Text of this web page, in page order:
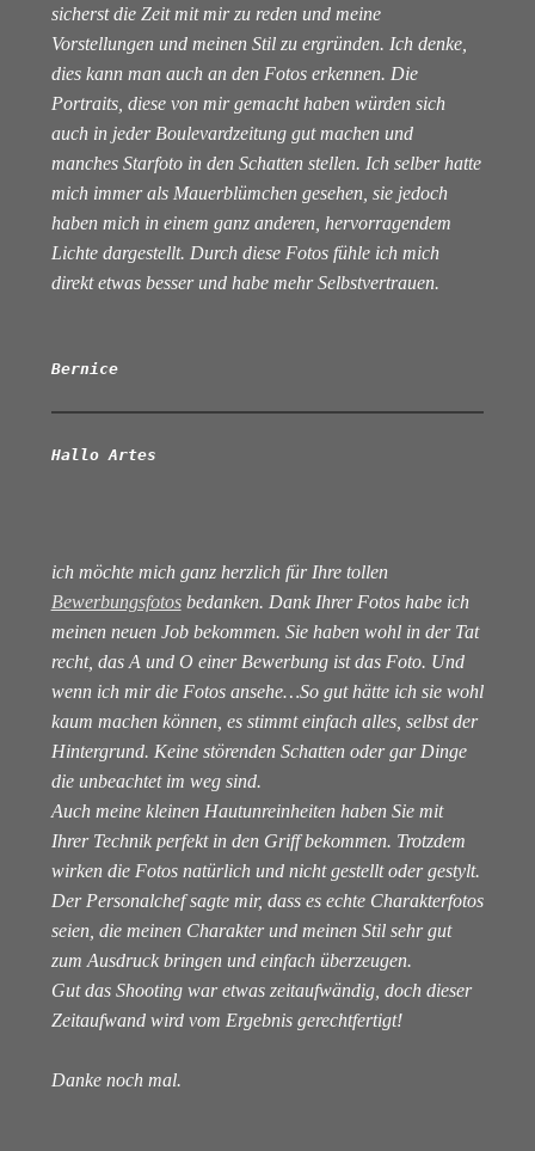
sicherst die Zeit mit mir zu reden und meine
Vorstellungen und meinen Stil zu ergründen. Ich denke,
dies kann man auch an den Fotos erkennen. Die
Portraits, diese von mir gemacht haben würden sich
auch in jeder Boulevardzeitung gut machen und
manches Starfoto in den Schatten stellen. Ich selber hatte
mich immer als Mauerblümchen gesehen, sie jedoch
haben mich in einem ganz anderen, hervorragendem
Lichte dargestellt. Durch diese Fotos fühle ich mich
direkt etwas besser und habe mehr Selbstvertrauen.
Bernice
Hallo Artes
ich möchte mich ganz herzlich für Ihre tollen
Bewerbungsfotosbedanken. Dank Ihrer Fotos habe ich
meinen neuen Job bekommen. Sie haben wohl in der Tat
recht, das A und O einer Bewerbung ist das Foto. Und
wenn ich mir die Fotos ansehe…So gut hätte ich sie wohl
kaum machen können, es stimmt einfach alles, selbst der
Hintergrund. Keine störenden Schatten oder gar Dinge
die unbeachtet im weg sind.
Auch meine kleinen Hautunreinheiten haben Sie mit
Ihrer Technik perfekt in den Griff bekommen. Trotzdem
wirken die Fotos natürlich und nicht gestellt oder gestylt.
Der Personalchef sagte mir, dass es echte Charakterfotos
seien, die meinen Charakter und meinen Stil sehr gut
zum Ausdruck bringen und einfach überzeugen.
Gut das Shooting war etwas zeitaufwändig, doch dieser
Zeitaufwand wird vom Ergebnis gerechtfertigt!
Danke noch mal.